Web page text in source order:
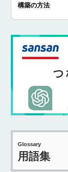
構築の方法
Glossary
用語集